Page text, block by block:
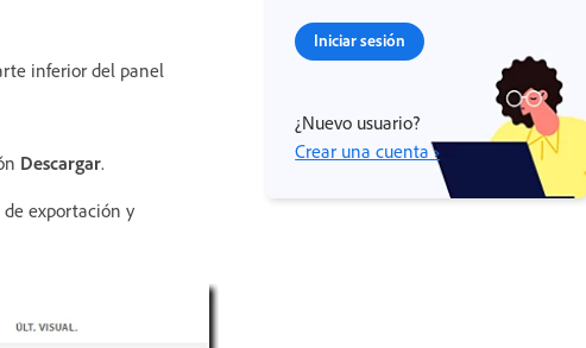
inferior del panel
Descargar.
exportación y
Iniciar sesión
¿Nuevo usuario?
Crear una cuenta ›